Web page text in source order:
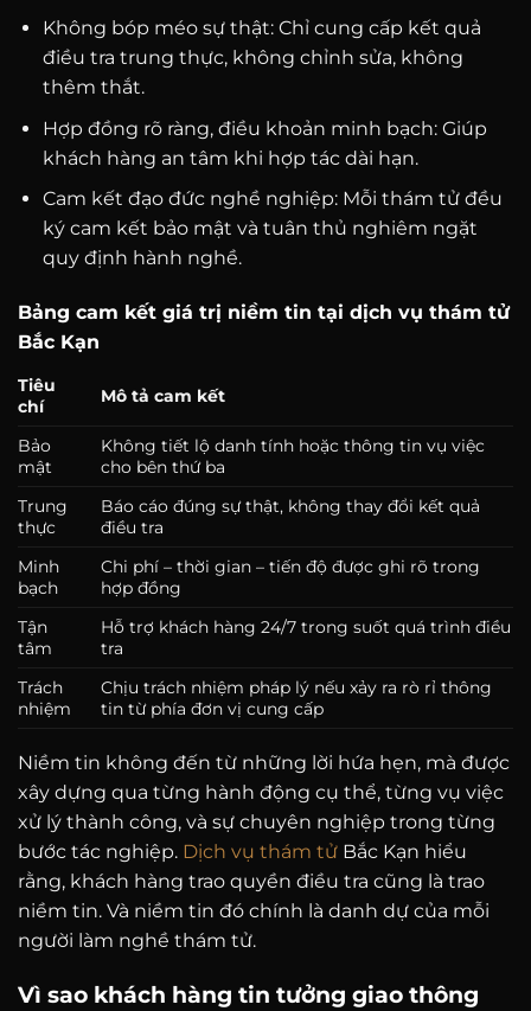
Không bóp méo sự thật: Chỉ cung cấp kết quả
điều tra trung thực, không chỉnh sửa, không
thêm thắt.
Hợp đồng rõ ràng, điều khoản minh bạch: Giúp
khách hàng an tâm khi hợp tác dài hạn.
Cam kết đạo đức nghề nghiệp: Mỗi thám tử đều
ký cam kết bảo mật và tuân thủ nghiêm ngặt
quy định hành nghề.
Bảng cam kết giá trị niềm tin tại dịch vụ thám tử
Bắc Kạn
Tiêu
chí
Mô tả cam kết
Bảo
mật
Không tiết lộ danh tính hoặc thông tin vụ việc
cho bên thứ ba
Trung
thực
Báo cáo đúng sự thật, không thay đổi kết quả
điều tra
Minh
bạch
Chi phí – thời gian – tiến độ được ghi rõ trong
hợp đồng
Tận
tâm
Hỗ trợ khách hàng 24/7 trong suốt quá trình điều
tra
Trách
nhiệm
Chịu trách nhiệm pháp lý nếu xảy ra rò rỉ thông
tin từ phía đơn vị cung cấp
Niềm tin không đến từ những lời hứa hẹn, mà được
xây dựng qua từng hành động cụ thể, từng vụ việc
xử lý thành công, và sự chuyên nghiệp trong từng
bước tác nghiệp. Dịch vụ thám tử Bắc Kạn hiểu
rằng, khách hàng trao quyền điều tra cũng là trao
niềm tin. Và niềm tin đó chính là danh dự của mỗi
người làm nghề thám tử.
Vì sao khách hàng tin tưởng giao thông